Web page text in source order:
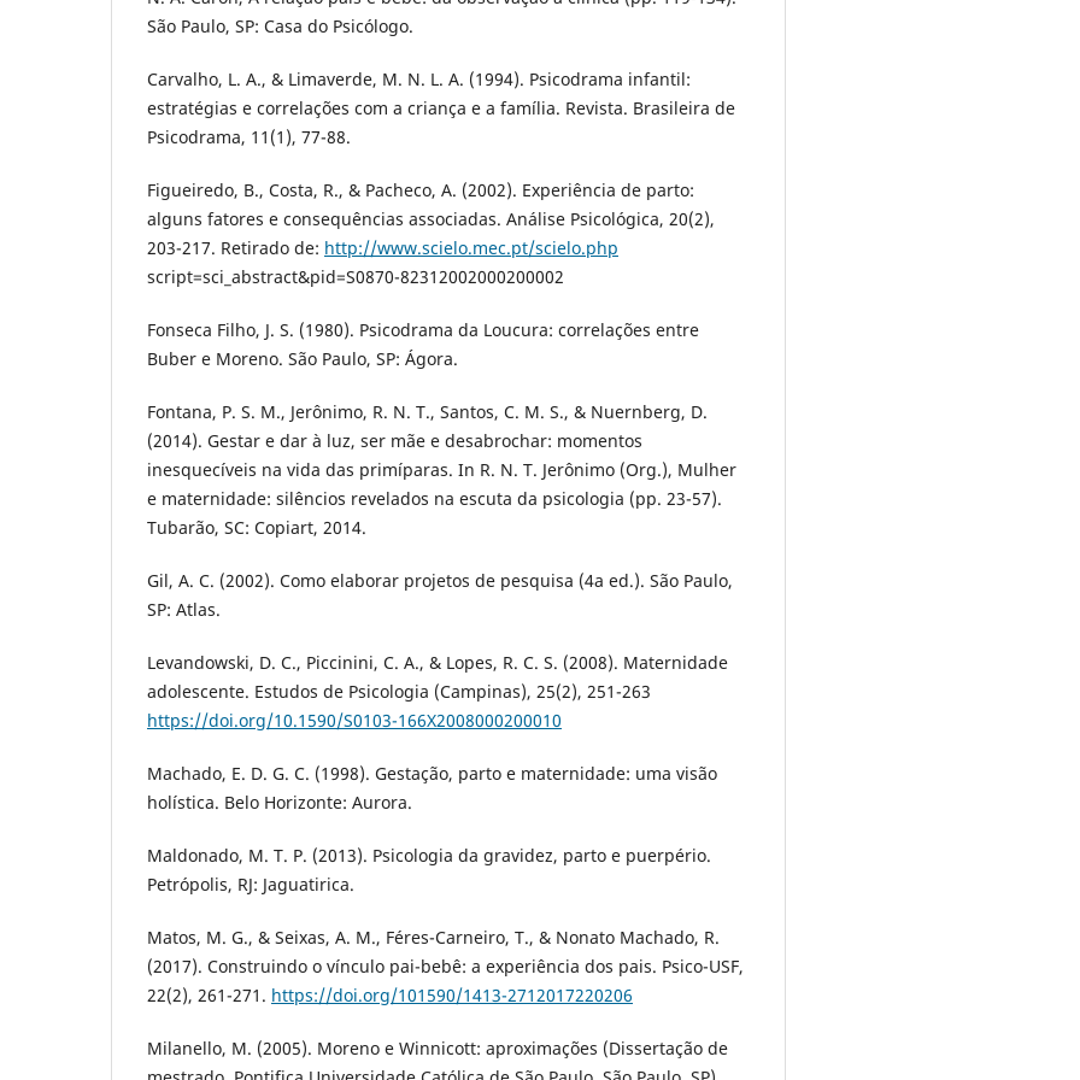
São Paulo, SP: Casa do Psicólogo.
Carvalho, L. A., & Limaverde, M. N. L. A. (1994). Psicodrama infantil:
estratégias e correlações com a criança e a família. Revista. Brasileira de
Psicodrama, 11(1), 77-88.
Figueiredo, B., Costa, R., & Pacheco, A. (2002). Experiência de parto:
alguns fatores e consequências associadas. Análise Psicológica, 20(2),
203-217. Retirado de: http://www.scielo.mec.pt/scielo.php
script=sci_abstract&pid=S0870-82312002000200002
Fonseca Filho, J. S. (1980). Psicodrama da Loucura: correlações entre
Buber e Moreno. São Paulo, SP: Ágora.
Fontana, P. S. M., Jerônimo, R. N. T., Santos, C. M. S., & Nuernberg, D.
(2014). Gestar e dar à luz, ser mãe e desabrochar: momentos
inesquecíveis na vida das primíparas. In R. N. T. Jerônimo (Org.), Mulher
e maternidade: silêncios revelados na escuta da psicologia (pp. 23-57).
Tubarão, SC: Copiart, 2014.
Gil, A. C. (2002). Como elaborar projetos de pesquisa (4a ed.). São Paulo,
SP: Atlas.
Levandowski, D. C., Piccinini, C. A., & Lopes, R. C. S. (2008). Maternidade
adolescente. Estudos de Psicologia (Campinas), 25(2), 251-263
https://doi.org/10.1590/S0103-166X2008000200010
Machado, E. D. G. C. (1998). Gestação, parto e maternidade: uma visão
holística. Belo Horizonte: Aurora.
Maldonado, M. T. P. (2013). Psicologia da gravidez, parto e puerpério.
Petrópolis, RJ: Jaguatirica.
Matos, M. G., & Seixas, A. M., Féres-Carneiro, T., & Nonato Machado, R.
(2017). Construindo o vínculo pai-bebê: a experiência dos pais. Psico-USF,
22(2), 261-271. https://doi.org/101590/1413-2712017220206
Milanello, M. (2005). Moreno e Winnicott: aproximações (Dissertação de